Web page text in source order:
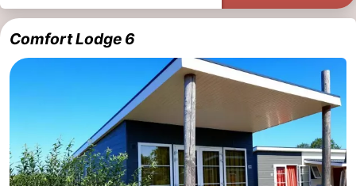
Comfort Lodge 6